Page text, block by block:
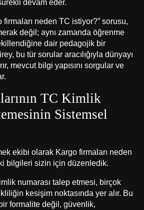
devam eder.
firmaları neden TC istiyor?” sorusu,
değil; aynı zamanda öğrenme
dair pedagojik bir
bu tür sorular aracılığıyla dünyayı
mevcut bilgi yapısını sorgular ve
TC Kimlik
Sistemsel
ekibi olarak Kargo firmaları neden
bilgileri sizin için düzenledik.
numarası talep etmesi, birçok
kesişim noktasında yer alır. Bu
formalite değil, güvenlik,